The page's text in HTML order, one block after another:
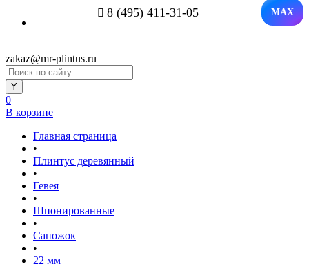
8 (495) 411-31-05 MAX
zakaz@mr-plintus.ru
0
В корзине
Главная страница
•
Плинтус деревянный
•
Гевея
•
Шпонированные
•
Сапожок
•
22 мм